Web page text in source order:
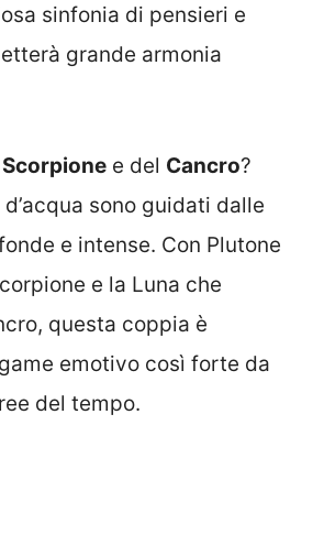
sinfonia di pensieri e
grande armonia
Scorpione e del Cancro?
sono guidati dalle
e intense. Con Plutone
e la Luna che
questa coppia è
emotivo così forte da
del tempo.